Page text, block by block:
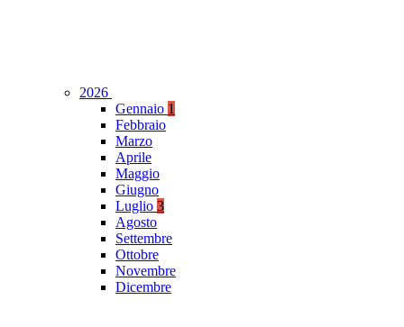
2026
Gennaio 1
Febbraio
Marzo
Aprile
Maggio
Giugno
Luglio 3
Agosto
Settembre
Ottobre
Novembre
Dicembre